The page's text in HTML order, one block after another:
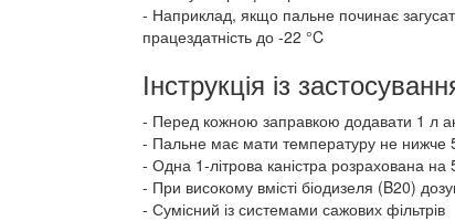
Наприклад, якщо пальне починає
працездатність до -22 °C
Інструкція із
Перед кожною заправкою додавати 1 л
Пальне має мати температуру не нижче
Одна 1-літрова каністра розрахована на
При високому вмісті біодизеля (B20)
Сумісний із системами сажових фільтрів